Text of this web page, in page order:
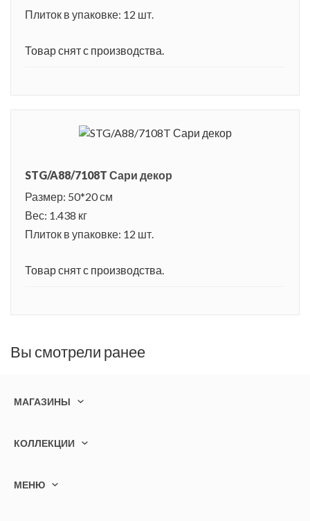
Плиток в упаковке: 12 шт.
Товар снят с производства.
STG/A88/7108T Сари декор
Размер: 50*20 см
Вес: 1.438 кг
Плиток в упаковке: 12 шт.
Товар снят с производства.
Вы смотрели ранее
МАГАЗИНЫ
КОЛЛЕКЦИИ
МЕНЮ